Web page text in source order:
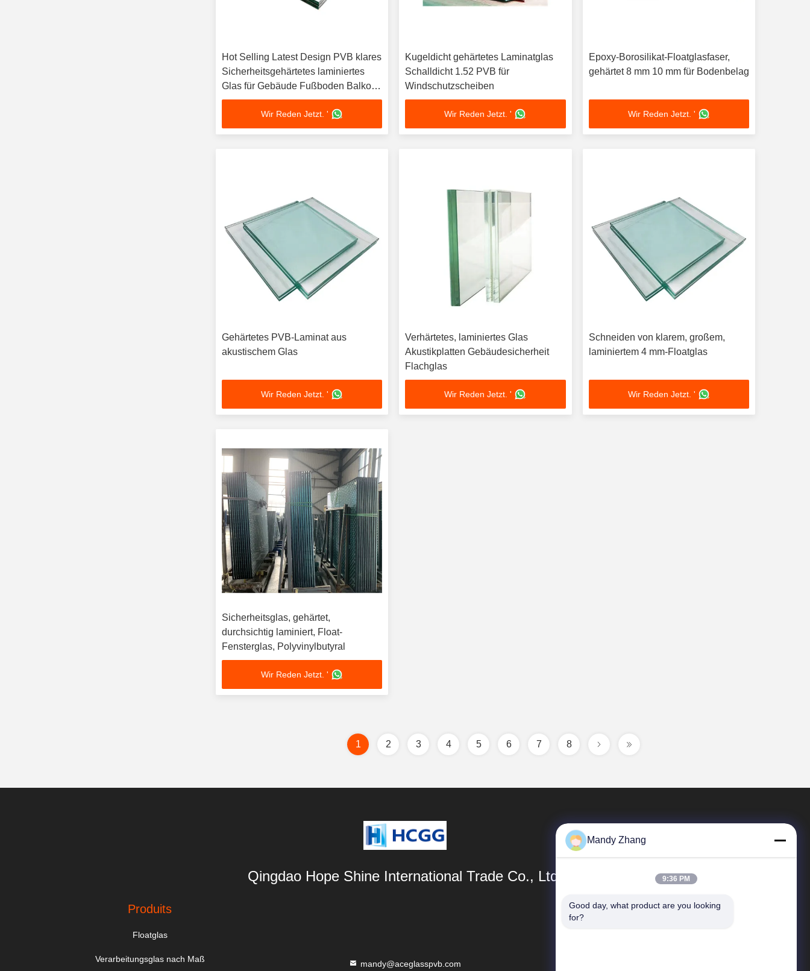
Hot Selling Latest Design PVB klares
Sicherheitsgehärtetes laminiertes
Glas für Gebäude Fußboden Balkon
Zaun Trennfenster
Wir Reden Jetzt. '
Kugeldicht gehärtetes Laminatglas
Schalldicht 1.52 PVB für
Windschutzscheiben
Wir Reden Jetzt. '
Epoxy-Borosilikat-Floatglasfaser,
gehärtet 8 mm 10 mm für Bodenbelag
Wir Reden Jetzt. '
Gehärtetes PVB-Laminat aus
akustischem Glas
Wir Reden Jetzt. '
Verhärtetes, laminiertes Glas
Akustikplatten Gebäudesicherheit
Flachglas
Wir Reden Jetzt. '
Schneiden von klarem, großem,
laminiertem 4 mm-Floatglas
Wir Reden Jetzt. '
Sicherheitsglas, gehärtet,
durchsichtig laminiert, Float-
Fensterglas, Polyvinylbutyral
Wir Reden Jetzt. '
1 2 3 4 5 6 7 8
Qingdao Hope Shine International Trade Co., Ltd.
Produits
Floatglas
Verarbeitungsglas nach Maß mandy@aceglasspvb.com
Schnelle Verbindungen
Mandy Zhang
9:36 PM
Good day, what product are you looking
for?